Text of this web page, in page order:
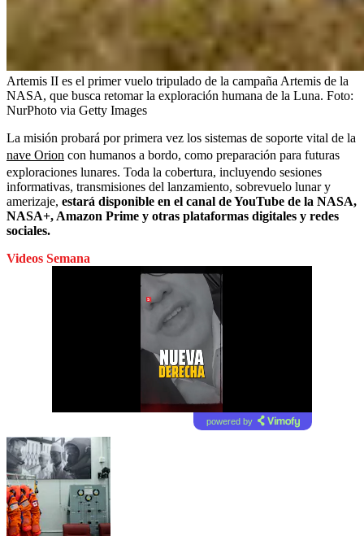
Artemis II es el primer vuelo tripulado de la campaña Artemis de la
NASA, que busca retomar la exploración humana de la Luna. Foto:
NurPhoto via Getty Images
La misión probará por primera vez los sistemas de soporte vital de la
nave Orion con humanos a bordo, como preparación para futuras
exploraciones lunares. Toda la cobertura, incluyendo sesiones
informativas, transmisiones del lanzamiento, sobrevuelo lunar y
amerizaje, estará disponible en el canal de YouTube de la NASA,
NASA+, Amazon Prime y otras plataformas digitales y redes
sociales.
Videos Semana
powered by